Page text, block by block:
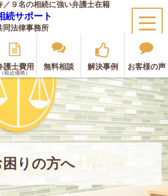
９名の相続に強い弁護士在籍
続サポート
同法律事務所
護士費用
（税込価格）
無料相談 解決事例 お客様の声
りの方へ